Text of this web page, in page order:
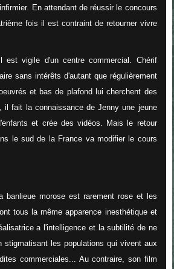
En attendant de réussir le concours
fois il est contraint de retourner vivre
est vigile d'un centre commercial. Chérif
sans intérêts d'autant que régulièrement
et bas de plafond lui cherchent des
il fait la connaissance de Jenny une jeune
et crée des vidéos. Mais le retour
le sud de la France va modifier le cours
banlieue morose est rarement rose et les
tous la même apparence inesthétique et
a l'intelligence et la subtilité de ne
stigmatisant les populations qui vivent aux
commerciales... Au contraire, son film